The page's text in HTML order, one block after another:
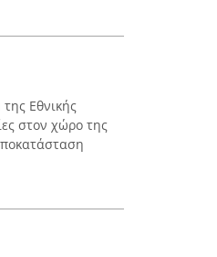
Εθνικής
στον χώρο της